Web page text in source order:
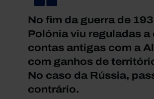
No fim da guerra de
Polónia viu reguladas
contas antigas com a
com ganhos de
No caso da Rússia,
contrário.